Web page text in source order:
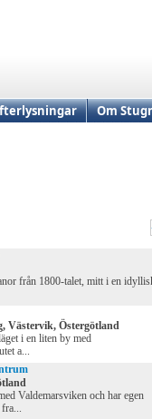
Om
från 1800-talet, mitt i en
Västervik, Östergötland
i en liten by med
a...
Valdemarsviken och har egen